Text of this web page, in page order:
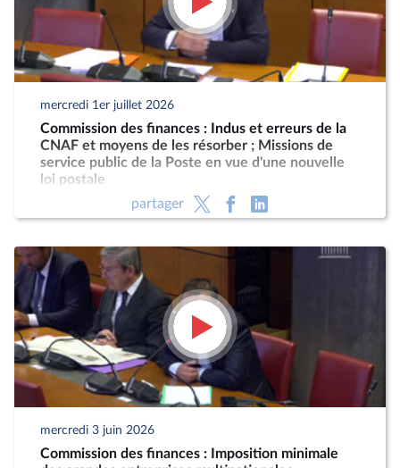
mercredi 1er juillet 2026
Commission des finances : Indus et erreurs de la
CNAF et moyens de les résorber ; Missions de
service public de la Poste en vue d'une nouvelle
loi postale
partager
mercredi 3 juin 2026
Commission des finances : Imposition minimale